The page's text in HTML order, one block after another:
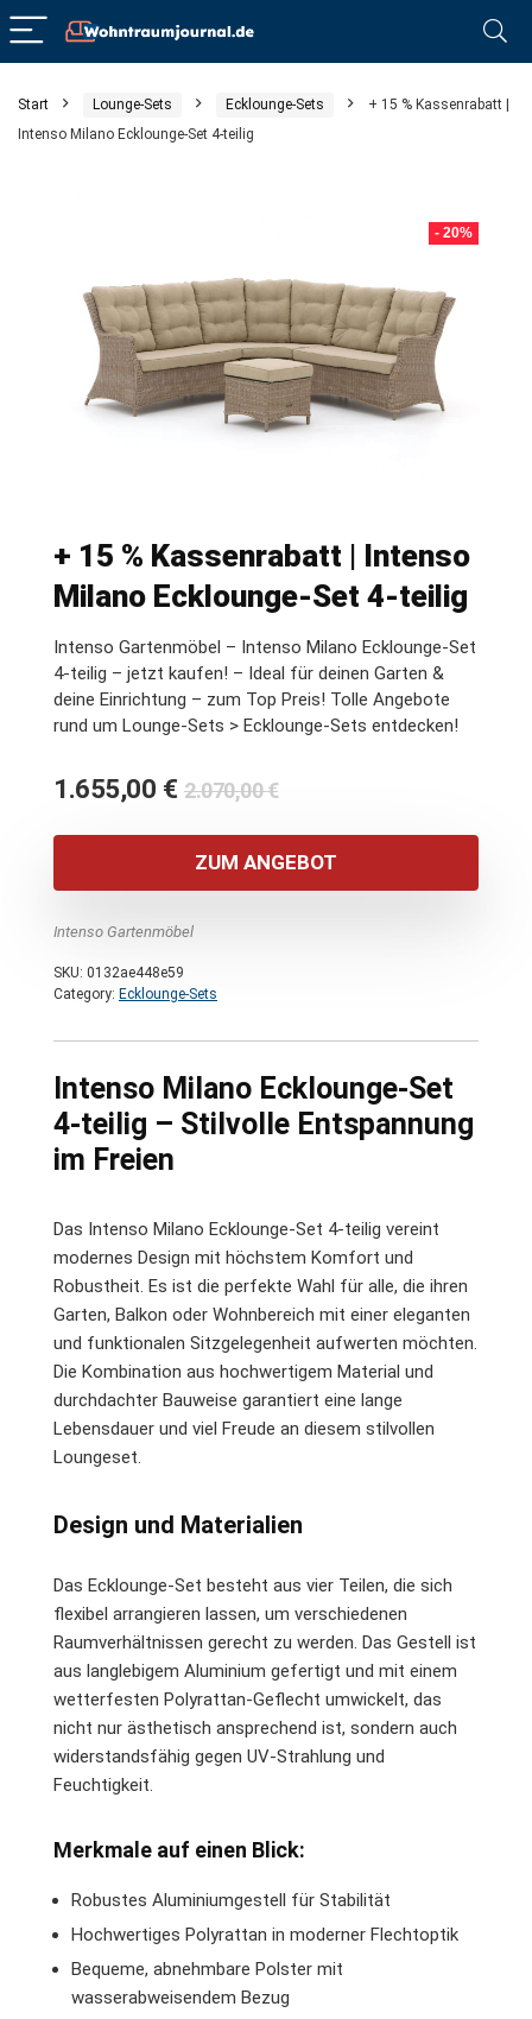
Start Lounge-Sets Ecklounge-Sets
+ 15 % Kassenrabatt |
Intenso Milano Ecklounge-Set 4-teilig
- 20%
+ 15 % Kassenrabatt | Intenso
Milano Ecklounge-Set 4-teilig
Intenso Gartenmöbel – Intenso Milano Ecklounge-Set
4-teilig – jetzt kaufen! – Ideal für deinen Garten &
deine Einrichtung – zum Top Preis! Tolle Angebote
rund um Lounge-Sets > Ecklounge-Sets entdecken!
2.070,00€Ursprünglicher
war:
2.070,00 €
1.655,00 €
Aktueller
ist:
1.655,00 €.
ZUM ANGEBOT
Intenso Gartenmöbel
SKU: 0132ae448e59
Category: Ecklounge-Sets
Intenso Milano Ecklounge-Set
4-teilig – Stilvolle Entspannung
im Freien
Das Intenso Milano Ecklounge-Set 4-teilig vereint
modernes Design mit höchstem Komfort und
Robustheit. Es ist die perfekte Wahl für alle, die ihren
Garten, Balkon oder Wohnbereich mit einer eleganten
und funktionalen Sitzgelegenheit aufwerten möchten.
Die Kombination aus hochwertigem Material und
durchdachter Bauweise garantiert eine lange
Lebensdauer und viel Freude an diesem stilvollen
Loungeset.
Design und Materialien
Das Ecklounge-Set besteht aus vier Teilen, die sich
flexibel arrangieren lassen, um verschiedenen
Raumverhältnissen gerecht zu werden. Das Gestell ist
aus langlebigem Aluminium gefertigt und mit einem
wetterfesten Polyrattan-Geflecht umwickelt, das
nicht nur ästhetisch ansprechend ist, sondern auch
widerstandsfähig gegen UV-Strahlung und
Feuchtigkeit.
Merkmale auf einen Blick:
Robustes Aluminiumgestell für Stabilität
Hochwertiges Polyrattan in moderner Flechtoptik
Bequeme, abnehmbare Polster mit
wasserabweisendem Bezug